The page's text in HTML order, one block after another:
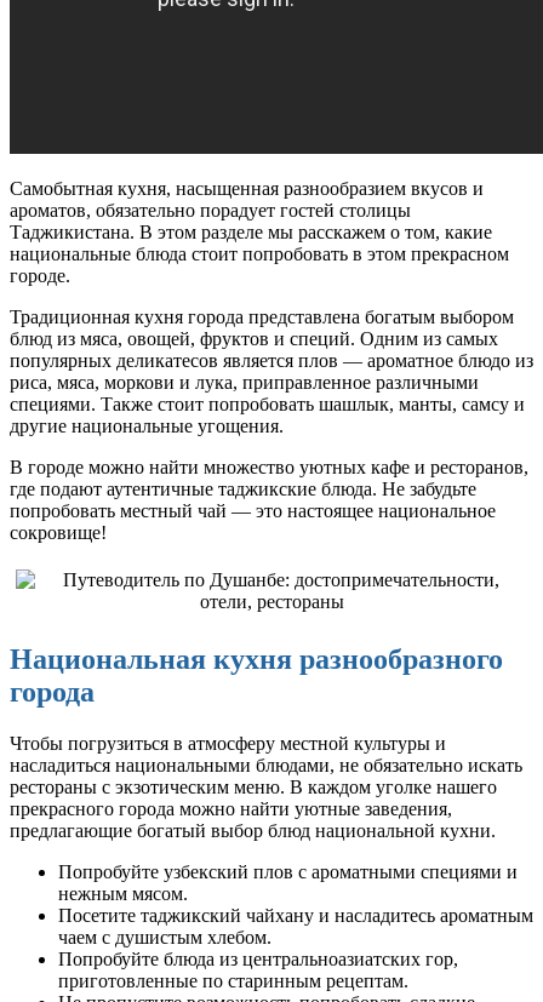
Самобытная кухня, насыщенная разнообразием вкусов и
ароматов, обязательно порадует гостей столицы
Таджикистана. В этом разделе мы расскажем о том, какие
национальные блюда стоит попробовать в этом прекрасном
городе.
Традиционная кухня города представлена богатым выбором
блюд из мяса, овощей, фруктов и специй. Одним из самых
популярных деликатесов является плов — ароматное блюдо из
риса, мяса, моркови и лука, приправленное различными
специями. Также стоит попробовать шашлык, манты, самсу и
другие национальные угощения.
В городе можно найти множество уютных кафе и ресторанов,
где подают аутентичные таджикские блюда. Не забудьте
попробовать местный чай — это настоящее национальное
сокровище!
Национальная кухня разнообразного
города
Чтобы погрузиться в атмосферу местной культуры и
насладиться национальными блюдами, не обязательно искать
рестораны с экзотическим меню. В каждом уголке нашего
прекрасного города можно найти уютные заведения,
предлагающие богатый выбор блюд национальной кухни.
Попробуйте узбекский плов с ароматными специями и
нежным мясом.
Посетите таджикский чайхану и насладитесь ароматным
чаем с душистым хлебом.
Попробуйте блюда из центральноазиатских гор,
приготовленные по старинным рецептам.